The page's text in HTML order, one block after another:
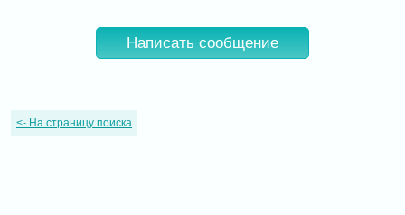
Написать сообщение
<- На страницу поиска